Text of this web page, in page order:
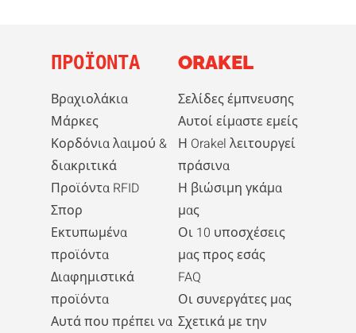
ΠΡΟΪΌΝΤΑ
Βραχιολάκια
Μάρκες
Κορδόνια λαιμού &
διακριτικά
Προϊόντα RFID
Σπορ
Εκτυπωμένα
προϊόντα
Διαφημιστικά
προϊόντα
Αυτά που πρέπει να
ORAKEL
Σελίδες έμπνευσης
Αυτοί είμαστε εμείς
Η Orakel λειτουργεί
πράσινα
Η βιώσιμη γκάμα
μας
Οι 10 υποσχέσεις
μας προς εσάς
FAQ
Οι συνεργάτες μας
Σχετικά με την